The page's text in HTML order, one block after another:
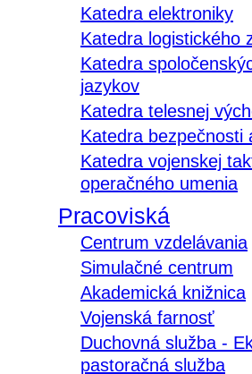
Katedra elektroniky
Katedra logistického
Katedra
jazykov
Katedra telesnej
Katedra bezpečnosti
Katedra vojenskej
operačného umenia
Pracoviská
Centrum vzdelávania
Simulačné centrum
Akademická knižnica
Vojenská farnosť
Duchovná služba -
pastoračná služba